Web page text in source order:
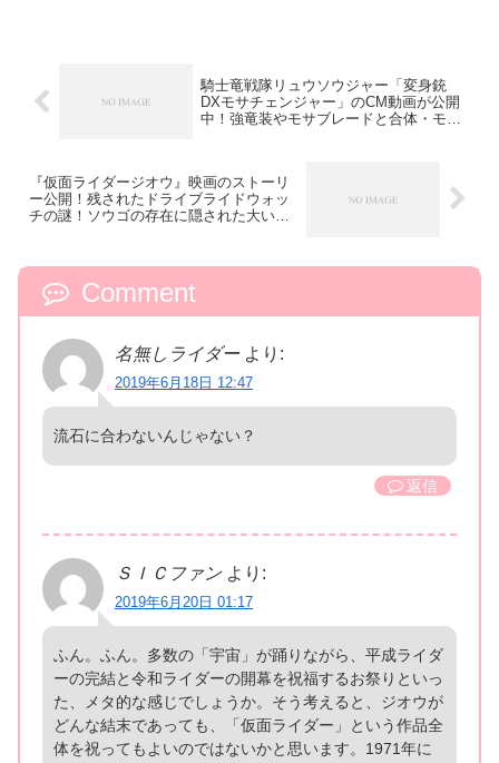
騎士竜戦隊リュウソウジャー「変身銃
DXモサチェンジャー」のCM動画が公開
中！強竜装やモサブレードと合体・モサ
『仮面ライダージオウ』映画のストーリ
ー公開！残されたドライブライドウォッ
チの謎！ソウゴの存在に隠された大いな
Comment
名無しライダー より:
2019年6月18日 12:47
流石に合わないんじゃない？
返信
ＳＩＣファン より:
2019年6月20日 01:17
ふん。ふん。多数の「宇宙」が踊りながら、平成ライダ
ーの完結と令和ライダーの開幕を祝福するお祭りといっ
た、メタ的な感じでしょうか。そう考えると、ジオウが
どんな結末であっても、「仮面ライダー」という作品全
体を祝ってもよいのではないかと思います。1971年に